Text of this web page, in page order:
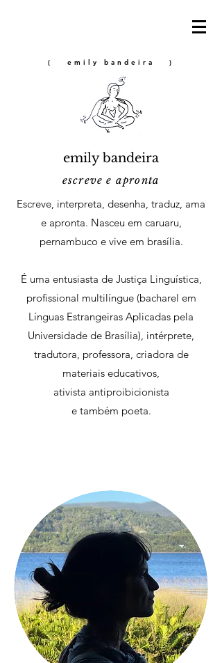
( emily bandeira )
emily bandeira
escreve e apronta
Escreve, interpreta, desenha, traduz, ama
e apronta. Nasceu em caruaru,
pernambuco e vive em brasília.
É uma entusiasta de Justiça Linguística,
profissional multilíngue (bacharel em
Línguas Estrangeiras Aplicadas pela
Universidade de Brasília), intérprete,
tradutora, professora, criadora de
materiais educativos,
ativista antiproibicionista
e também poeta.